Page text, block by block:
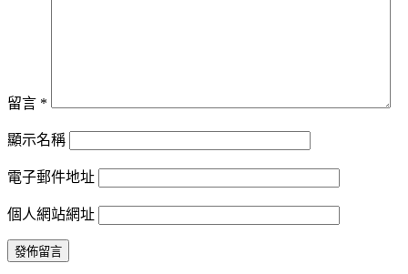
留言 *
顯示名稱
電子郵件地址
個人網站網址